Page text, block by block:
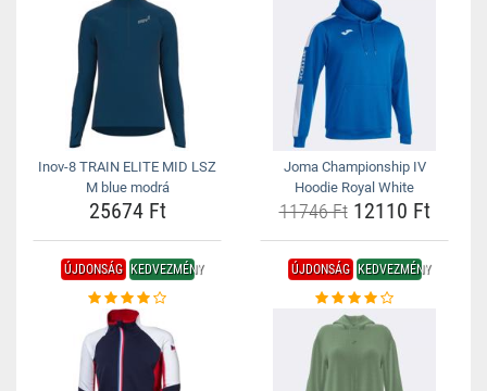
Inov-8 TRAIN ELITE MID LSZ
M blue modrá
25674 Ft
Joma Championship IV
Hoodie Royal White
11746 Ft12110 Ft
ÚJDONSÁG KEDVEZMÉNY ÚJDONSÁG KEDVEZMÉNY